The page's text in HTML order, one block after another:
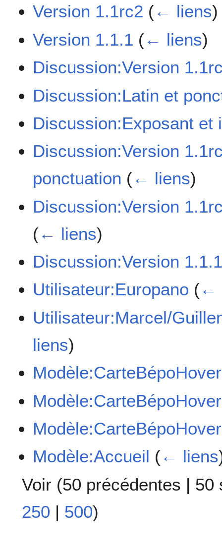
Version 1.1rc2 (← liens)
Version 1.1.1 (← liens)
Discussion:Version
Discussion:Latin et
Discussion:Exposant et
Discussion:Version
ponctuation (← liens)
Discussion:Version
(← liens)
Discussion:Version
Utilisateur:Europano (←
Utilisateur:Marcel/
liens)
Modèle:Accueil (← liens
Voir (50 précédentes | 50
250 | 500)